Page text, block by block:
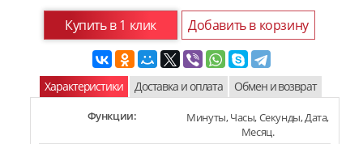
Купить в 1 клик Добавить в корзину
Характеристики Доставка и оплата Обмен и возврат
Функции:
Минуты, Часы, Секунды, Дата,
Месяц.